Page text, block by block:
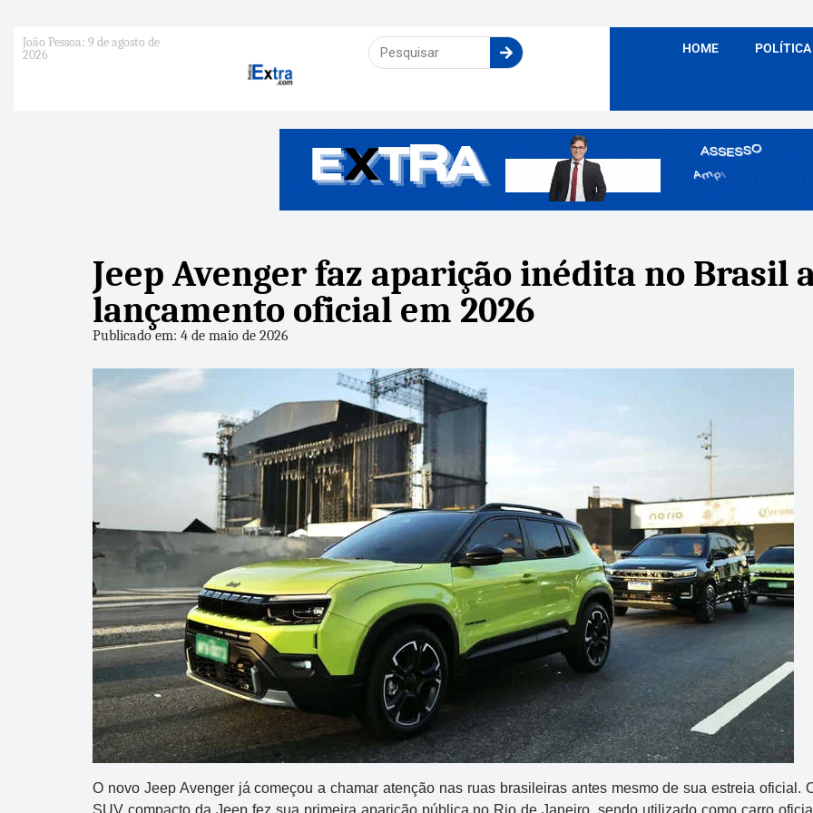
João Pessoa: 9 de agosto de
2026
HOME POLÍTICA
Jeep Avenger faz aparição inédita no Brasil
lançamento oficial em 2026
Publicado em: 4 de maio de 2026
O novo Jeep Avengerjá começou a chamar atenção nas ruas brasileiras antes mesmo de sua estreia oficial.
SUV compacto da Jeep fez sua primeira aparição pública no Rio de Janeiro, sendo utilizado como carro